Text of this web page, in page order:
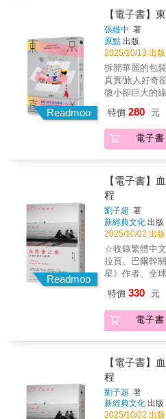
《衛報》（
探險家、哲學
他的每一項崇
察力和盡職盡
——《紐約時
作中的豐饒，
於這片土地之
Angeles
繆爾仍然是美
——馬克·科克
來越多的人發
驚時，繆爾的
——愛德華·霍
國自然、旅行作
多樣與整體，
可推卸的責任
會副執行長繆
有日月星辰的
氣，以及針葉
他自然作家像
驚奇，也沒有
暴」，而讀者
羅伯特．麥克
《故道》、《
起那些美好
《衛報》（
探險家、哲學
他的每一項崇
察力和盡職盡
——《紐約時
作中的豐饒，
於這片土地之
Angeles
繆爾仍然是美
——馬克·科克
來越多的人發
驚時，繆爾的
——愛德華·霍
國自然、旅行作
累了，就停下
風景，伸伸懶
過去不曾用陌
另一種可能➯🖭
的花嫁修行 「
是人生第一次
理解世界。畢
觀，我當然因
度去觀察世界
和以往不同嗎？」 🐈加映｜尾道散步
什麼非去不可
訴太多人的地
是不是一場夢
的幻影嗎？但
爬得大腿酸痛
之後，看見那
裡的氣味，遠
尾道確實存在
來。這裡，有
續修理的人、
的人、因為喜
還有偶爾會煮
吃完飯可以上
然後揚銘深夜
他是前資深雜
字的版面不用
的山脈列車；
以上的泛美特
的，則是有百
巴塔哥尼亞「
十二種不同風
聲，讓一幕幕
地在《老巴塔
的銳利，豪不
索魯是「反省
詹宏志★無庸
出的旅行書
魯的評論總是
的是，在本書
加突出——尤以
騷動場面最為
手法，堪稱索
謝爾（Paul
現……即便連瑣
對於無家可歸
淒，難以忘懷
地。重要的是
降落……。我於
車，從麻薩諸
的地方……。」
「實驗」的念
的，也不預期
喜的如逃犯般
南美別出心裁
羅‧索魯選擇湖
始，晃晃盪盪
旅程由二十二
不同風貌呈現
國六州的孤星
頹與肉慾的阿
的山脈列車；
以上的泛美特
的，則是有百
巴塔哥尼亞「
十二種不同風
聲，讓一幕幕
地在《老巴塔
的銳利，豪不
索魯是「反省
詹宏志★無庸
來，書寫火車
出的旅行書
魯的評論總是
的是，在本書
加突出——尤以
騷動場面最為
Readmoo
【電子書】
張維中 著
原點 出版
2025/10/13 出版
拆開華麗的包裝紙， ∖發現東京頑
真實∕旅人好奇
微小卻巨大的
張維中以每篇
微妙互動。「
代的東京，是
枯榮，也是生
高低。與純粹
京直送》毋寧
日本同事、朋
數據做為輔助
東京見聞錄。
書】新書推薦
集，也是東京
人和城市的微
期間的東京現
華背後的真實
搭新幹線入座
誰又是外地人
誌手帳到履歷
字的溫暖偏執
京・「會鞠躬
說。印章和人
雨，滿街盡是
特價 280 元
電子書
Readmoo
【電子書】
程
劉子超 著
新經典文化 出版
2025/10/02 出版
☆收錄繁體中
拉頁、巴爾幹
星》作者、全
衝突、思索歷
中，BAL代表
的大地上，民
劉子超李郁淳
志峰、廖偉棠、鍾文音
書：繼《失落
後，「全球真
遊作家劉子超
特價 330 元
電子書
【電子書】
程
劉子超 著
新經典文化 出版
2025/10/02 出版